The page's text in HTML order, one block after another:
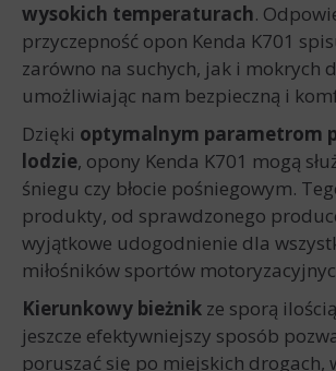
wysokich temperaturach.
przyczepność opon Kenda K701
zarówno na suchych, jak i mokrych
umożliwiając nam bezpieczną i
Dzięki optymalnym parametrom
lodzie, opony Kenda K701 mogą
śniegu czy błocie pośniegowym.
produkty, od sprawdzonego
wyjątkowe udogodnienie dla
miłośników sportów
Kierunkowy bieżnik ze sporą
jeszcze efektywniejszy sposób
poruszać się po miejskich drogach,